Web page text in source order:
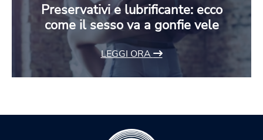
Preservativi e lubrificante: ecco
come il sesso va a gonfie vele
LEGGI ORA